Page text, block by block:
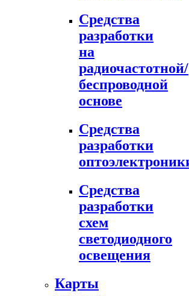
Средства
разработки
на
радиочастотной/
беспроводной
основе
Средства
разработки
Средства
разработки
схем
светодиодного
освещения
Карты